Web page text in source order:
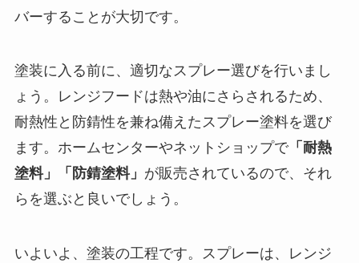
バーすることが大切です。
塗装に入る前に、適切なスプレー選びを行いまし
ょう。レンジフードは熱や油にさらされるため、
耐熱性と防錆性を兼ね備えたスプレー塗料を選び
ます。ホームセンターやネットショップで「耐熱
塗料」「防錆塗料」 が販売されているので、それ
らを選ぶと良いでしょう。
いよいよ、塗装の工程です。スプレーは、レンジ